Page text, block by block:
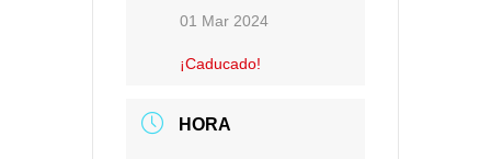
01 Mar 2024
¡Caducado!
HORA